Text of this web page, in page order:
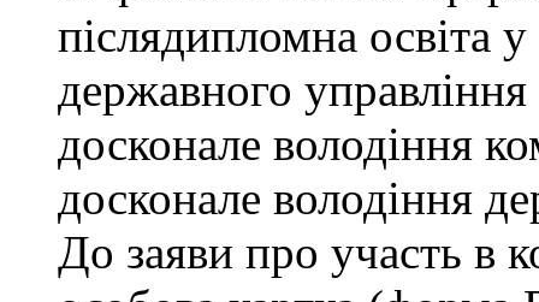
післядипломна освіта
державного управління
досконале володіння
досконале володіння
До заяви про участь в